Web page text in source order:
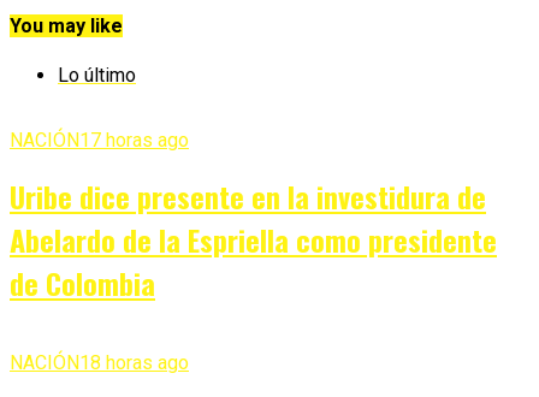
You may like
Lo último
NACIÓN17 horas ago
Uribe dice presente en la investidura de
Abelardo de la Espriella como presidente
de Colombia
NACIÓN18 horas ago